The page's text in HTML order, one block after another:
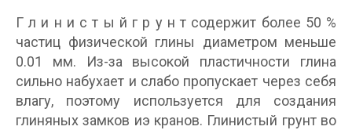
Г л и н и с т ы й г р у н т содержит более 50 %
частиц физической глины диаметром меньше
0.01 мм. Из-за высокой пластичности глина
сильно набухает и слабо пропускает через себя
влагу, поэтому используется для создания
глиняных замков иэ кранов. Глинистый грунт во